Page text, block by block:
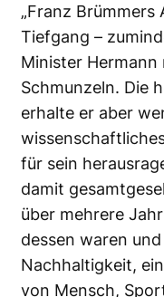
„Franz Brümmers
Tiefgang –
Minister
Schmunzeln. Die
erhalte er aber
für sein
damit
über mehrere
dessen waren
Nachhaltigkeit,
von Mensch,